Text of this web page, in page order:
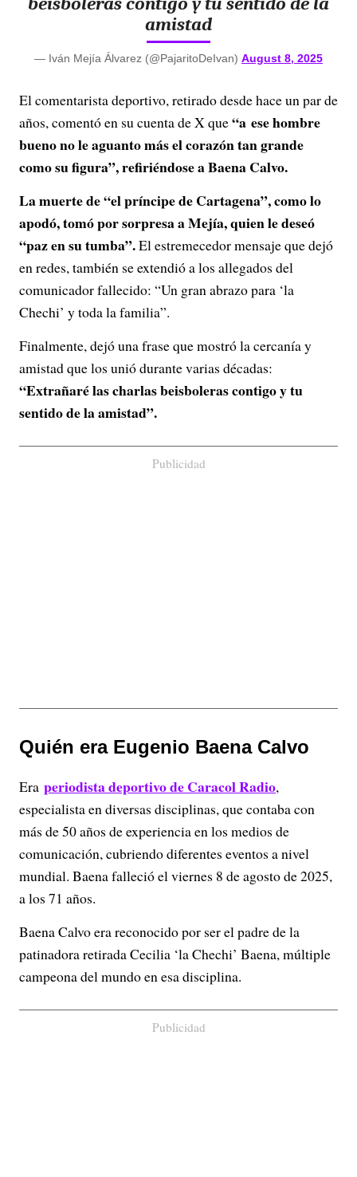
amistad
— Iván Mejía Álvarez (@PajaritoDeIvan) August 8, 2025
El comentarista deportivo, retirado desde hace un par de
años, comentó en su cuenta de X que“a ese hombre
bueno no le aguanto más el corazón tan grande
como su figura”, refiriéndose a Baena Calvo.
La muerte de “el príncipe de Cartagena”, como lo
apodó, tomó por sorpresa a Mejía, quien le deseó
“paz en su tumba”.El estremecedor mensaje que dejó
en redes, también se extendió a los allegados del
comunicador fallecido: “Un gran abrazo para ‘la
Chechi’ y toda la familia”.
Finalmente, dejó una frase que mostró la cercanía y
amistad que los unió durante varias décadas:
“Extrañaré las charlas beisboleras contigo y tu
sentido de la amistad”.
Publicidad
Quién era Eugenio Baena Calvo
Era periodista deportivo de Caracol Radio,
especialista en diversas disciplinas, que contaba con
más de 50 años de experiencia en los medios de
comunicación, cubriendo diferentes eventos a nivel
mundial. Baena falleció el viernes 8 de agosto de 2025,
a los 71 años.
Baena Calvo era reconocido por ser el padre de la
patinadora retirada Cecilia ‘la Chechi’ Baena, múltiple
campeona del mundo en esa disciplina.
Publicidad